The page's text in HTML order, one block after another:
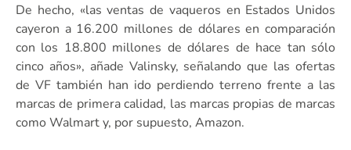
De hecho, «las ventas de vaqueros en Estados Unidos
cayeron a 16.200 millones de dólares en comparación
con los 18.800 millones de dólares de hace tan sólo
cinco años», añade Valinsky, señalando que las ofertas
de VF también han ido perdiendo terreno frente a las
marcas de primera calidad, las marcas propias de marcas
como Walmart y, por supuesto, Amazon.